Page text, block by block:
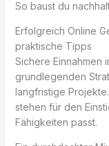
So baust du
Erfolgreich Online
praktische Tipps
Sichere Einnahmen
grundlegenden
langfristige
stehen für den
Fähigkeiten passt.